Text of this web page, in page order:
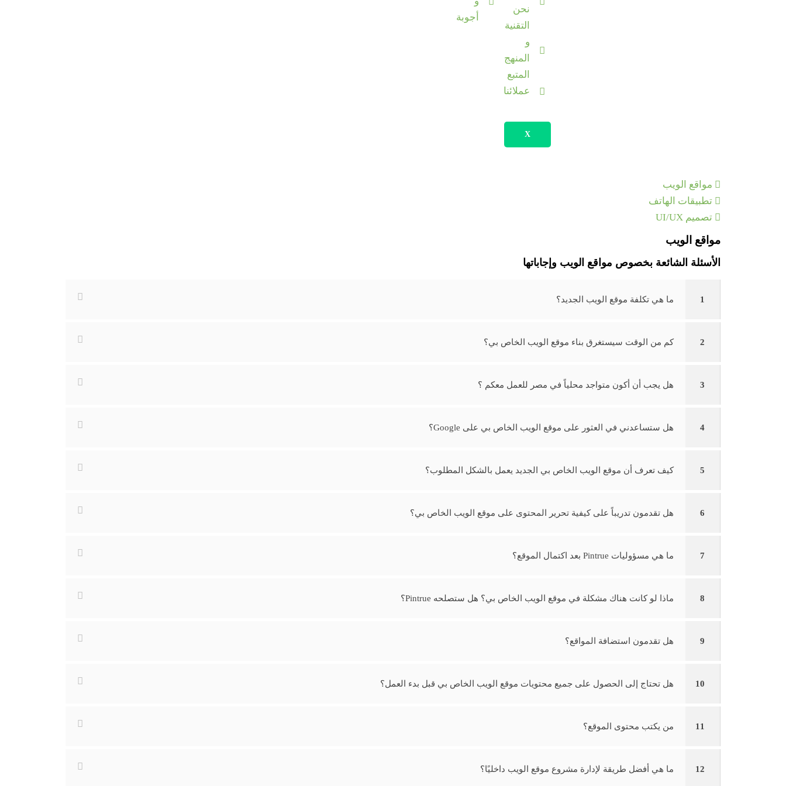
نحن
التقنية
و
المنهج
المتبع
عملائنا
أجوبة
X
مواقع الويب
تطبيقات الهاتف
تصميم UI/UX
مواقع الويب
الأسئلة الشائعة بخصوص مواقع الويب​ وإجاباتها
1 ما هي تكلفة موقع الويب الجديد؟
2 كم من الوقت سيستغرق بناء موقع الويب الخاص بي؟
3 هل يجب أن أكون متواجد محلياً في مصر للعمل معكم ؟
4 هل ستساعدني في العثور على موقع الويب الخاص بي على Google؟
5 كيف تعرف أن موقع الويب الخاص بي الجديد يعمل بالشكل المطلوب؟
6 هل تقدمون تدريباً على كيفية تحرير المحتوى على موقع الويب الخاص بي؟
7 ما هي مسؤوليات Pintrue بعد اكتمال الموقع؟
8 ماذا لو كانت هناك مشكلة في موقع الويب الخاص بي؟ هل ستصلحه Pintrue؟
9 هل تقدمون استضافة المواقع؟
10 هل تحتاج إلى الحصول على جميع محتويات موقع الويب الخاص بي قبل بدء العمل؟
11 من يكتب محتوى الموقع؟
12 ما هي أفضل طريقة لإدارة مشروع موقع الويب داخليًا؟